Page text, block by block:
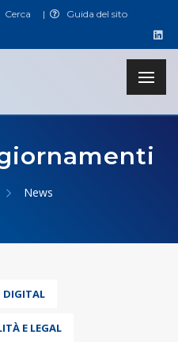
Cerca | Guida del sito
News
DIGITAL
E LEGAL